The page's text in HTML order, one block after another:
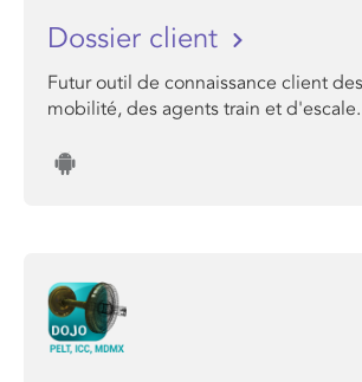
Dossier client
Futur outil de connaissance client
mobilité, des agents train et d'escale.